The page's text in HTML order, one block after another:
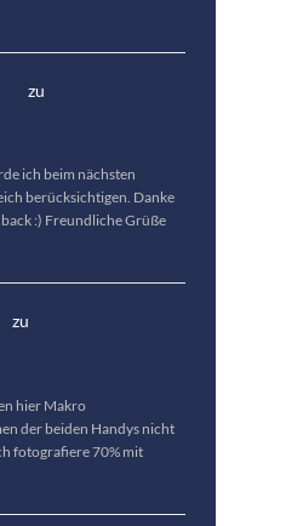
zu
ich beim nächsten
berücksichtigen. Danke
:) Freundliche Grüße
zu
hier Makro
der beiden Handys nicht
fotografiere 70% mit